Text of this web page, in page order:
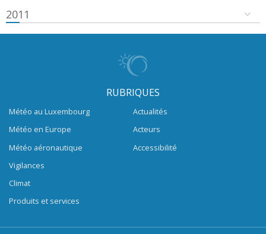
2011
RUBRIQUES
Météo au Luxembourg
Météo en Europe
Météo aéronautique
Vigilances
Climat
Produits et services
Actualités
Acteurs
Accessibilité